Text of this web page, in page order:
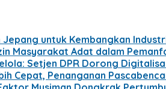
Jepang untuk Kembangkan
Masyarakat Adat dalam
Setjen DPR Dorong
Cepat, Penanganan